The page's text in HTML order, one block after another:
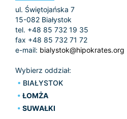
ul. Świętojańska 7
15-082 Białystok
tel. +48 85 732 19 35
fax +48 85 732 71 72
e-mail: bialystok@hipokrates.org
Wybierz oddział:
BIAŁYSTOK
ŁOMŻA
SUWAŁKI